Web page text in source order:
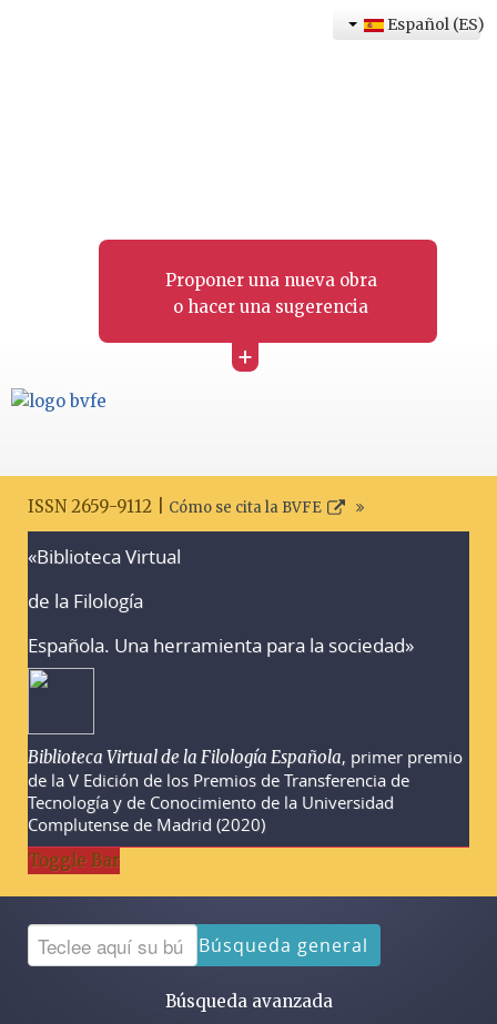
Proponer una nueva obra
o hacer una sugerencia
+
Español (ES)
ISSN 2659-9112 | Cómo se cita la BVFE
«Biblioteca Virtual
de la Filología
Española. Una herramienta para la sociedad»
Biblioteca Virtual de la Filología Española, primer premio
de la V Edición de los Premios de Transferencia de
Tecnología y de Conocimiento de la Universidad
Complutense de Madrid (2020)
Toggle Bar
Búsqueda general
Búsqueda avanzada